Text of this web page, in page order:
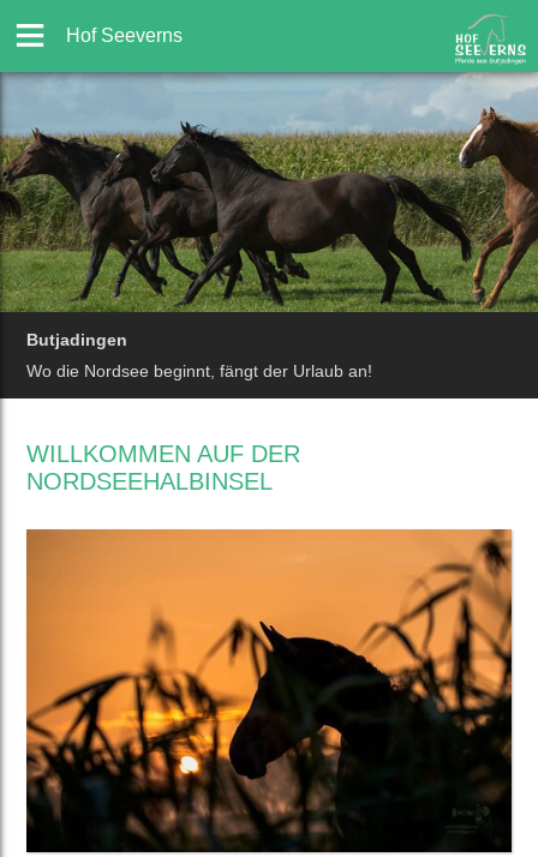
Hof Seeverns
Butjadingen
Wo die Nordsee beginnt, fängt der Urlaub an!
WILLKOMMEN AUF DER
NORDSEEHALBINSEL